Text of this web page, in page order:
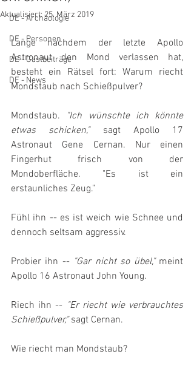
DE - Archäologie
DE - Personen
DE - Gastbeiträge
DE - News
Aktualisiert:25. März 2019
Lange nachdem der letzte Apollo
Astronaut den Mond verlassen hat,
besteht ein Rätsel fort: Warum riecht
Mondstaub nach Schießpulver?
Mondstaub.
"Ich wünschte ich könnte
etwas schicken," sagt Apollo 17
Astronaut Gene Cernan. Nur einen
Fingerhut frisch von der
Mondoberfläche. "Es ist ein
erstaunliches Zeug."
Fühl ihn -- es ist weich wie Schnee und
dennoch seltsam aggressiv.
Probier ihn -- "Gar nicht so übel," meint
Apollo 16 Astronaut John Young.
Riech ihn -- "Er riecht wie verbrauchtes
Schießpulver," sagt Cernan.
Wie riecht man Mondstaub?